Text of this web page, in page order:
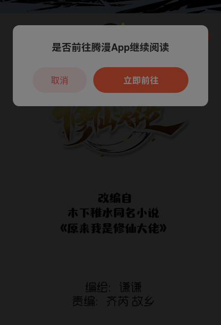
本章节仅支持App阅读，可打开App新用
户7天免费看
是否前往腾漫App继续阅读
立即前往
取消